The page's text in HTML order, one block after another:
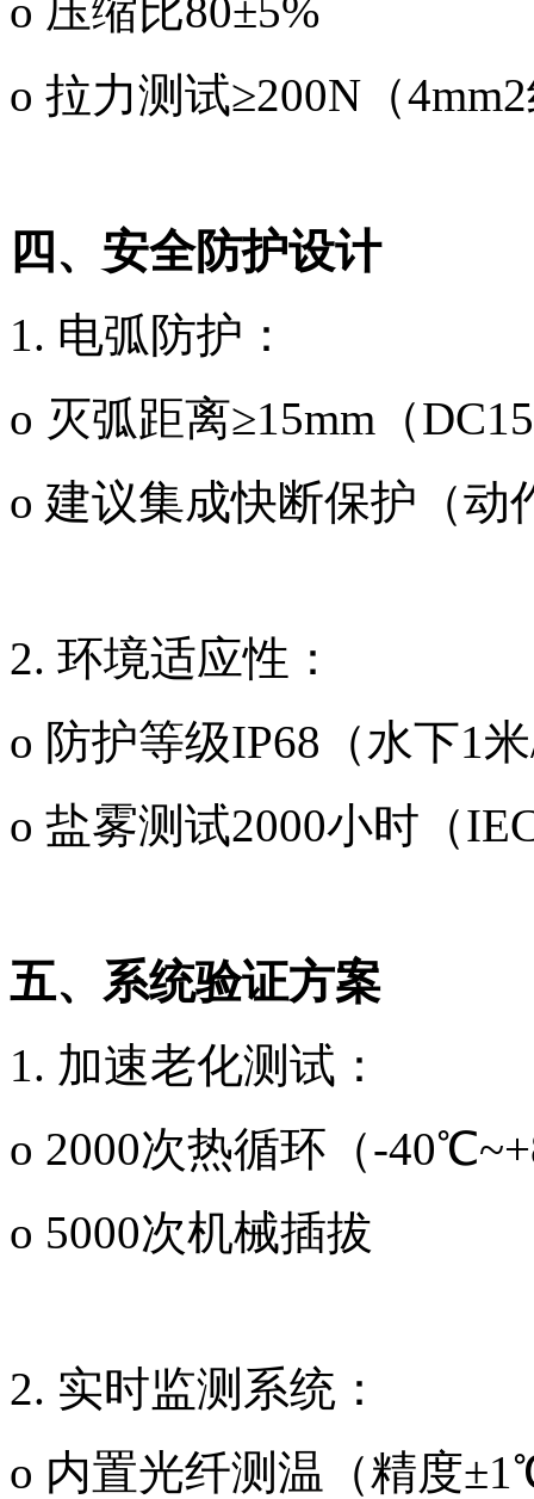
o 压缩比80±5%
o 拉力测试≥200N（
四、安全防护设计
1. 电弧防护：
o 灭弧距离≥15mm（
o 建议集成快断保护（动
2. 环境适应性：
o 防护等级IP68（水下1
o 盐雾测试2000小时（
五、系统验证方案
1. 加速老化测试：
o 2000次热循环（-
o 5000次机械插拔
2. 实时监测系统：
o 内置光纤测温（精度